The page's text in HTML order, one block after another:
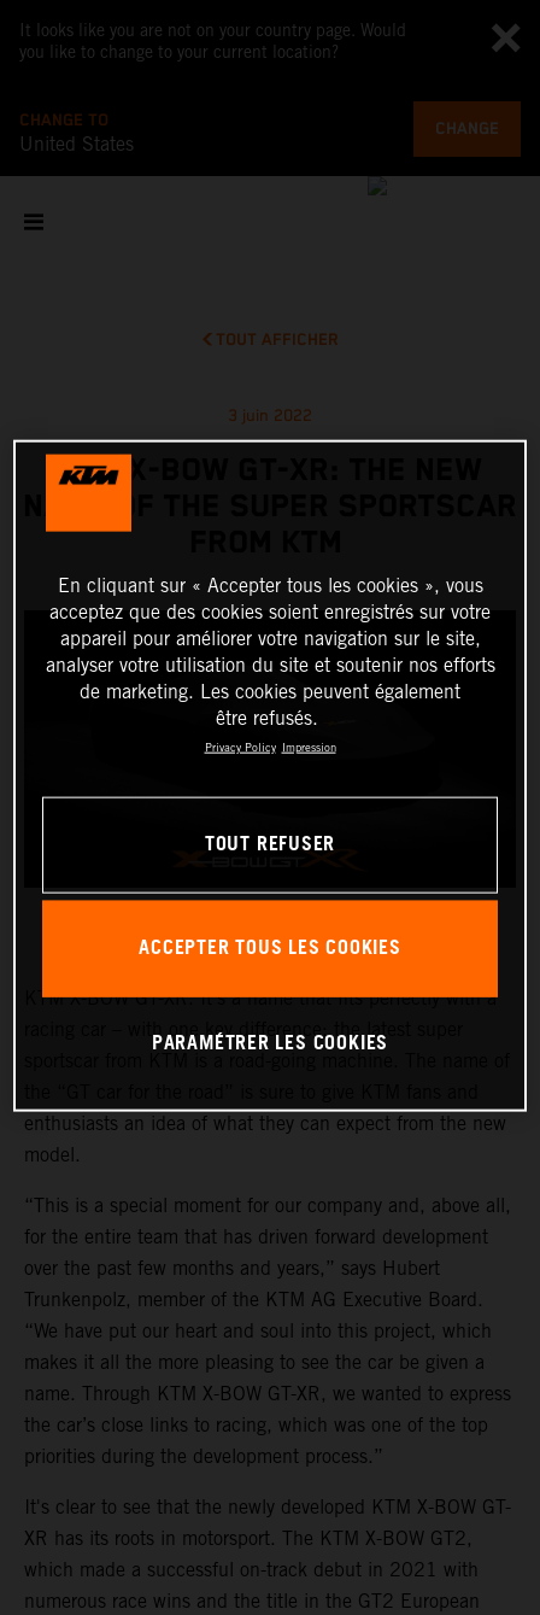
It looks like you are not on your country page. Would
you like to change to your current location?
CHANGE TO
United States
CHANGE
TOUT AFFICHER
3 juin 2022
KTM X-BOW GT-XR: THE NEW
KTM X-BOW GT-XR. It’s a name that fits perfectly with a
racing car – with one key difference: the latest super
enthusiasts an idea of what they can expect from the new
model.
“This is a special moment for our company and, above all,
for the entire team that has driven forward development
over the past few months and years,” says Hubert
Trunkenpolz, member of the KTM AG Executive Board.
“We have put our heart and soul into this project, which
makes it all the more pleasing to see the car be given a
name. Through KTM X-BOW GT-XR, we wanted to express
the car’s close links to racing, which was one of the top
priorities during the development process.”
It's clear to see that the newly developed KTM X-BOW GT-
XR has its roots in motorsport. The KTM X-BOW GT2,
which made a successful on-track debut in 2021 with
numerous race wins and the title in the GT2 European
En cliquant sur « Accepter tous les cookies », vous
acceptez que des cookies soient enregistrés sur votre
appareil pour améliorer votre navigation sur le site,
analyser votre utilisation du site et soutenir nos efforts
de marketing. Les cookies peuvent également
être refusés.
Privacy Policy Impression
TOUT REFUSER
ACCEPTER TOUS LES COOKIES
PARAMÉTRER LES COOKIES